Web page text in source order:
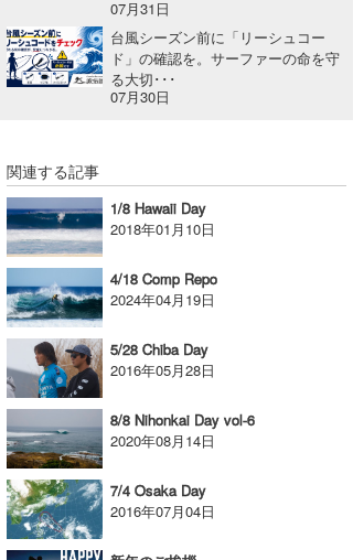
07月31日
台風シーズン前に「リーシュコー
ド」の確認を。サーファーの命を守
る大切･･･
07月30日
関連する記事
1/8 Hawaii Day
2018年01月10日
4/18 Comp Repo
2024年04月19日
5/28 Chiba Day
2016年05月28日
8/8 Nihonkai Day vol-6
2020年08月14日
7/4 Osaka Day
2016年07月04日